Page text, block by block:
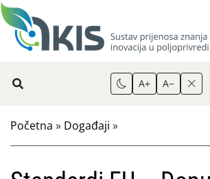
A+ A−
Početna » Događaji »